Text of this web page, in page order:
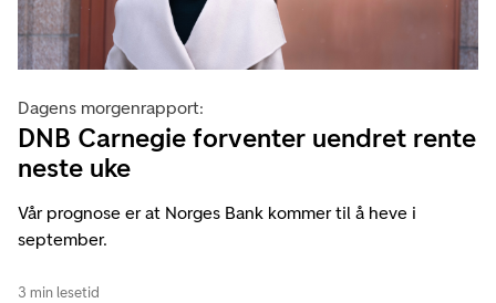
Dagens morgenrapport:
DNB Carnegie forventer uendret rente
neste uke
Vår prognose er at Norges Bank kommer til å heve i
september.
3 min lesetid